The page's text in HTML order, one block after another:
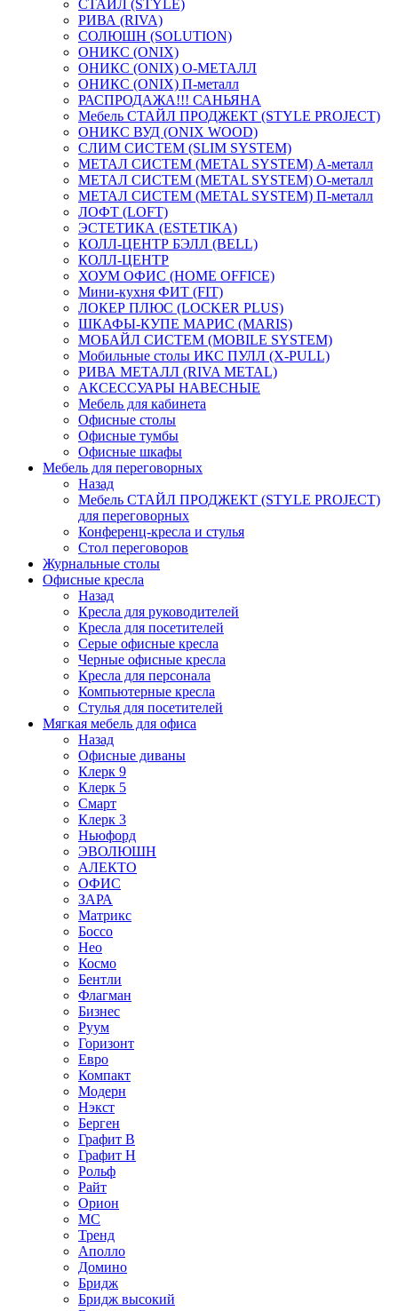
СТАЙЛ (STYLE)
РИВА (RIVA)
СОЛЮШН (SOLUTION)
ОНИКС (ONIX)
ОНИКС (ONIX) O-МЕТАЛЛ
ОНИКС (ONIX) П-металл
РАСПРОДАЖА!!! САНЬЯНА
Мебель СТАЙЛ ПРОДЖЕКТ (STYLE PROJECT)
ОНИКС ВУД (ONIX WOOD)
СЛИМ СИСТЕМ (SLIM SYSTEM)
МЕТАЛ СИСТЕМ (METAL SYSTEM) А-металл
МЕТАЛ СИСТЕМ (METAL SYSTEM) О-металл
МЕТАЛ СИСТЕМ (METAL SYSTEM) П-металл
ЛОФТ (LOFT)
ЭСТЕТИКА (ESTETIKA)
КОЛЛ-ЦЕНТР БЭЛЛ (BELL)
КОЛЛ-ЦЕНТР
ХОУМ ОФИС (HOME OFFICE)
Мини-кухня ФИТ (FIT)
ЛОКЕР ПЛЮС (LOCKER PLUS)
ШКАФЫ-КУПЕ МАРИС (MARIS)
МОБАЙЛ СИСТЕМ (MOBILE SYSTEM)
Мобильные столы ИКС ПУЛЛ (X-PULL)
РИВА МЕТАЛЛ (RIVA METAL)
АКСЕССУАРЫ НАВЕСНЫЕ
Мебель для кабинета
Офисные столы
Офисные тумбы
Офисные шкафы
Мебель для переговорных
Назад
Мебель СТАЙЛ ПРОДЖЕКТ (STYLE PROJECT)
для переговорных
Конференц-кресла и стулья
Стол переговоров
Журнальные столы
Офисные кресла
Назад
Кресла для руководителей
Кресла для посетителей
Серые офисные кресла
Черные офисные кресла
Кресла для персонала
Компьютерные кресла
Стулья для посетителей
Мягкая мебель для офиса
Назад
Офисные диваны
Клерк 9
Клерк 5
Смарт
Клерк 3
Ньюфорд
ЭВОЛЮШН
АЛЕКТО
ОФИС
ЗАРА
Матрикс
Боссо
Нео
Космо
Бентли
Флагман
Бизнес
Руум
Горизонт
Евро
Компакт
Модерн
Нэкст
Берген
Графит В
Графит Н
Рольф
Райт
Орион
МС
Тренд
Аполло
Домино
Бридж
Бридж высокий